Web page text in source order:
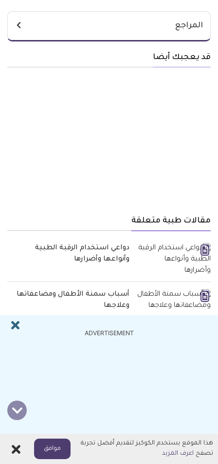
المراجع
قد يعجبك أيضا
مقالات طبية متعلقة
دواعي استخدام الرقبة الطبية
وأنواعها وأضرارها
أسباب سمنة الأطفال ومضاعفاتها
وعلاجها
فوائد حجر الخفاف للبشرة وكيفية
أسباب الشعور بالبرد باستمرار، ومتى
جدري القرود : كشف النقاب عن
ADVERTISEMENT
هذا الموقع يستخدم الكوكيز لتقديم أفضل تجربة
تصفح اعرف المزيد
موافق اغلاق